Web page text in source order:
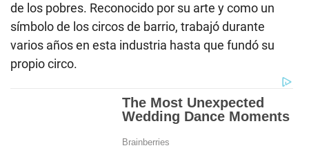
de los pobres. Reconocido por su arte y como un
símbolo de los circos de barrio, trabajó durante
varios años en esta industria hasta que fundó su
propio circo.